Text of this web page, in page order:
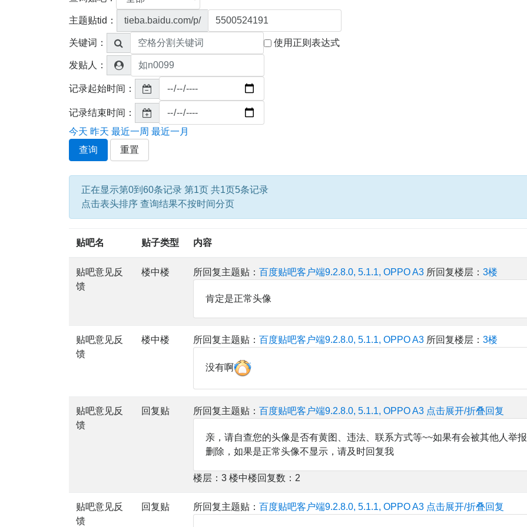
主题贴tid： tieba.baidu.com/p/
关键词： 使用正则表达式
发贴人：
记录起始时间：
记录结束时间：
今天 昨天 最近一周 最近一月
查询
重置
正在显示第0到60条记录 第1页 共1页5条记录
点击表头排序 查询结果不按时间分页
贴吧名 贴子类型 内容
贴吧意见反
馈
楼中楼 所回复主题贴： 百度贴吧客户端9.2.8.0, 5.1.1, OPPO A3 所回复楼层： 3楼
肯定是正常头像
贴吧意见反
馈
楼中楼 所回复主题贴： 百度贴吧客户端9.2.8.0, 5.1.1, OPPO A3 所回复楼层： 3楼
没有啊
贴吧意见反
馈
回复贴 所回复主题贴： 百度贴吧客户端9.2.8.0, 5.1.1, OPPO A3 点击展开/折叠回复
亲，请自查您的头像是否有黄图、违法、联系方式等~~如果有会被其他人举报
删除，如果是正常头像不显示，请及时回复我
楼层：3 楼中楼回复数：2
贴吧意见反
馈
回复贴 所回复主题贴： 百度贴吧客户端9.2.8.0, 5.1.1, OPPO A3 点击展开/折叠回复